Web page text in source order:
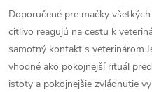
Doporučené pre mačky
citlivo reagujú na cestu k
samotný kontakt s
vhodné ako pokojnejší rituál
istoty a pokojnejšie zvládnutie